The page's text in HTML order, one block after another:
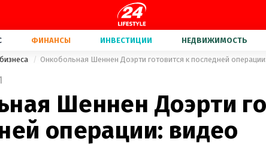
ФИНАНСЫ ИНВЕСТИЦИИ НЕДВИЖИМОСТЬ
Онкобольная Шеннен Доэрти готовится к последней
Шеннен Доэрти
операции: видео